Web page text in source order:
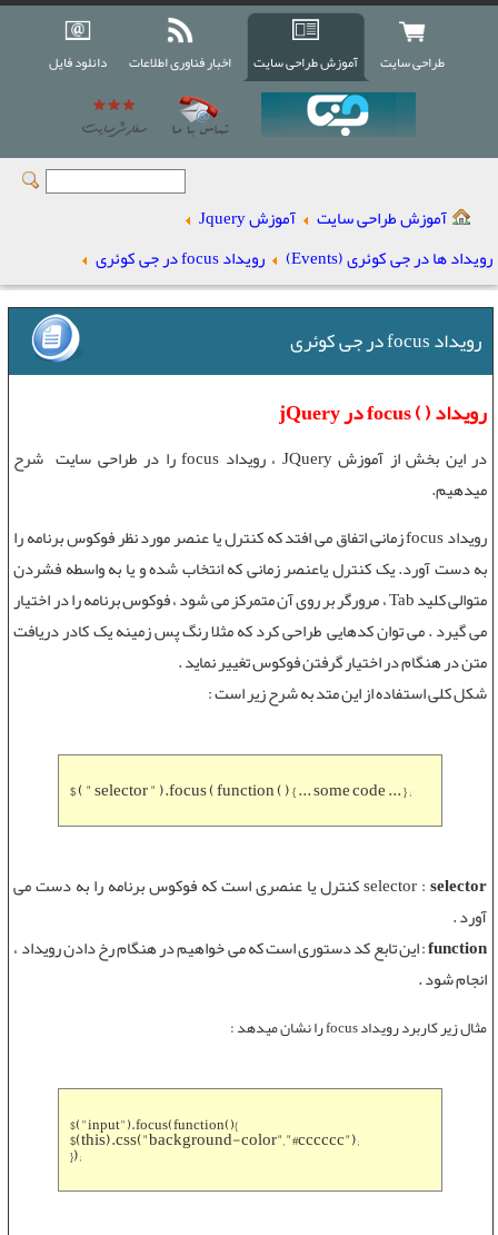
طراحی سایت آموزش طراحی سایت اخبار فناوری اطلاعات دانلود فایل
آموزش طراحی سایت
آموزش Jquery
رویداد ها در جی کوئری (Events)
رویداد focus در جی کوئری
رویداد focus در جی کوئری
رویداد ( ) focus در jQuery
در این بخش از آموزش JQuery ،رویداد focus را در طراحی سایتشرح
میدهیم.
رویداد focus
زمانی اتفاق می افتد که کنترل یا عنصر مورد نظر فوکوس برنامه را
به دست آورد. یک کنترل یاعنصر زمانی که انتخاب شده و یا به واسطه فشردن
متوالی کلید Tab ، مرورگر بر روی آن متمرکز می شود ، فوکوس برنامه را در اختیار
می گیرد . می توان کدهایی طراحی کرد که مثلا رنگ پس زمینه یک کادر دریافت
متن در هنگام در اختیار گرفتن فوکوس تغییر نماید .
شکل کلی استفاده از این متد به شرح زیر است :
$ ( " selector " ).focus ( function ( ) { ... some code ... } ;
selector :selector
کنترل یا عنصری است که فوکوس برنامه را به دست می
آورد .
function: این تابع کد دستوری است که می خواهیم در هنگام رخ دادن رویداد ،
انجام شود .
مثال زیر کاربردرویداد focus را نشان میدهد :
$("input").focus(function(){
$(this).css("background-color","#cccccc");
});